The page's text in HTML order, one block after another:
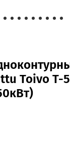
Toivo T-